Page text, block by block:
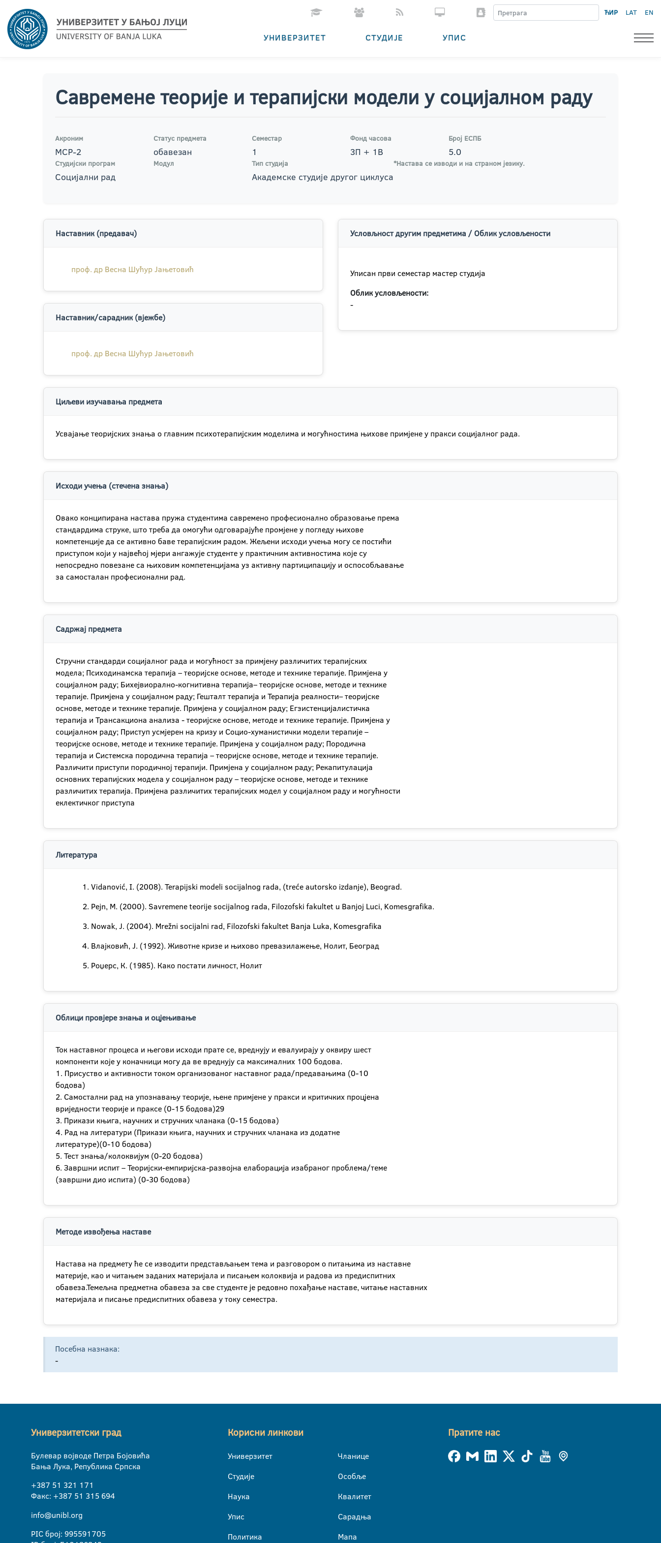
ЋИР LAT EN
УНИВЕРЗИТЕТ СТУДИЈЕ УПИС
Савремене теорије и терапијски модели у социјалном раду
Акроним
МСР-2
Статус предмета
обавезан
Семестар
1
Фонд часова
3П + 1В
Број ЕСПБ
5.0
Студијски програм
Социјални рад
Модул Тип студија
Академске студије другог циклуса
*Настава се изводи и на страном језику.
Наставник (предавач)
проф. др Весна Шућур Јањетовић
Наставник/сарадник (вјежбе)
проф. др Весна Шућур Јањетовић
Условљност другим предметима / Облик условљености
Уписан први семестар мастер студија
Облик условљености:
-
Циљеви изучавања предмета
Усвајање теоријских знања о главним психотерапијским моделима и могућностима њихове примјене у пракси социјалног рада.
Исходи учења (стечена знања)
Овако конципирана настава пружа студентима савремено професионално образовање према
стандардима струке, што треба да омогући одговарајуће промјене у погледу њихове
компетенције да се активно баве терапијским радом. Жељени исходи учења могу се постићи
приступом који у највећој мјери ангажује студенте у практичним активностима које су
непосредно повезане са њиховим компетенцијама уз активну партиципацију и оспособљавање
за самосталан професионални рад.
Садржај предмета
Стручни стандарди социјалног рада и могућност за примјену различитих терапијских
модела; Психодинамска терапија – теоријске основе, методе и технике терапије. Примјена у
социјалном раду; Бихејвиорално-когнитивна терапија– теоријске основе, методе и технике
терапије. Примјена у социјалном раду; Гешталт терапија и Терапија реалности– теоријске
основе, методе и технике терапије. Примјена у социјалном раду; Егзистенцијалистичка
терапија и Трансакциона анализа - теоријске основе, методе и технике терапије. Примјена у
социјалном раду; Приступ усмјерен на кризу и Социо-хуманистички модели терапије –
теоријске основе, методе и технике терапије. Примјена у социјалном раду; Породична
терапија и Системска породична терапија – теоријске основе, методе и технике терапије.
Различити приступи породичној терапији. Примјена у социјалном раду; Рекапитулација
основних терапијских модела у социјалном раду – теоријске основе, методе и технике
различитих терапија. Примјена различитих терапијских модел у социјалном раду и могућности
еклектичког приступа
Литература
Vidanović, I. (2008). Terapijski modeli socijalnog rada, (treće autorsko izdanje), Beograd.
Pejn, M. (2000). Savremene teorije socijalnog rada, Filozofski fakultet u Banjoj Luci, Komesgrafika.
Nowak, J. (2004). Mrežni socijalni rad, Filozofski fakultet Banja Luka, Komesgrafika
Влајковић, Ј. (1992). Животне кризе и њихово превазилажење, Нолит, Београд
Роџерс, К. (1985). Како постати личност, Нолит
Облици провјере знања и оцјењивање
Ток наставног процеса и његови исходи прате се, вреднују и евалуирају у оквиру шест
компоненти које у коначници могу да ве вреднују са максималних 100 бодова.
1. Присуство и активности током организованог наставног рада/предавањима (0-10
бодова)
2. Самостални рад на упознавању теорије, њене примјене у пракси и критичких процјена
вриједности теорије и праксе (0-15 бодова)29
3. Прикази књига, научних и стручних чланака (0-15 бодова)
4. Рад на литератури (Прикази књига, научних и стручних чланака из додатне
литературе)(0-10 бодова)
5. Тест знања/колоквијум (0-20 бодова)
6. Завршни испит – Теоријски-емпиријска-развојна елаборација изабраног проблема/теме
(завршни дио испита) (0-30 бодова)
Методе извођења наставе
Настава на предмету ће се изводити представљањем тема и разговором о питањима из наставне
материје, као и читањем заданих материјала и писањем колоквија и радова из предиспитних
обавеза.Темељна предметна обавеза за све студенте је редовно похађање наставе, читање наставних
материјала и писање предиспитних обавеза у току семестра.
Посебна назнака:
-
Универзитетски град
Булевар војводе Петра Бојовића
Бања Лука, Република Српска
+387 51 321 171
Факс: +387 51 315 694
info@unibl.org
PIC број: 995591705
Корисни линкови
Универзитет
Студије
Наука
Упис
Политика
Чланице
Особље
Квалитет
Сарадња
Мапа
Пратите нас